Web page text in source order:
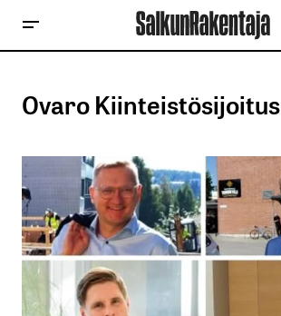
Ovaro Kiinteistösijoitus